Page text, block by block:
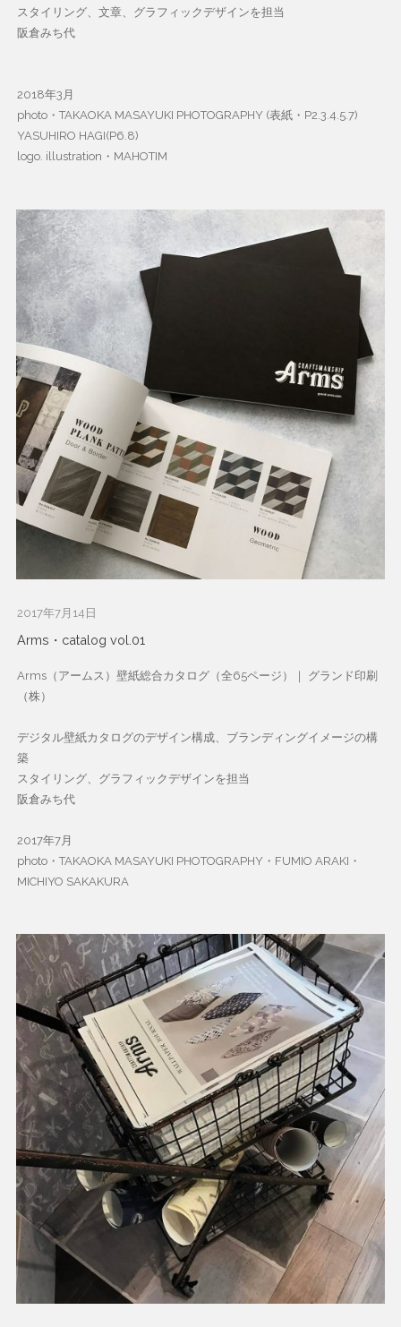
スタイリング、文章、グラフィックデザインを担当
阪倉みち代
2018年3月
photo・TAKAOKA MASAYUKI PHOTOGRAPHY (表紙・P2.3.4.5.7)
YASUHIRO HAGI(P6.8)
logo. illustration・MAHOTIM
2017年7月14日
Arms・catalog vol.01
Arms（アームス）壁紙総合カタログ（全65ページ）｜ グランド印刷
（株）
デジタル壁紙カタログのデザイン構成、ブランディングイメージの構
築
スタイリング、グラフィックデザインを担当
阪倉みち代
2017年7月
photo・TAKAOKA MASAYUKI PHOTOGRAPHY・FUMIO ARAKI・
MICHIYO SAKAKURA